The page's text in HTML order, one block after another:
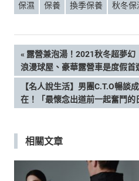
保濕 保養 換季保養 秋冬保
文
章
導
覽
PREVIOUS
POST:
露營兼泡湯！2021秋冬超夢幻
浪漫球屋、豪華露營車是度假首
NEXT
POST:
【名人說生活】男團C.T.O暢談
在！「最懷念出道前一起奮鬥的
相關文章